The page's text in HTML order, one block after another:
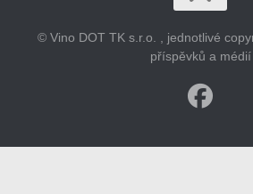
© Vino DOT TK s.r.o. , jednotlivé
příspěvků a médií